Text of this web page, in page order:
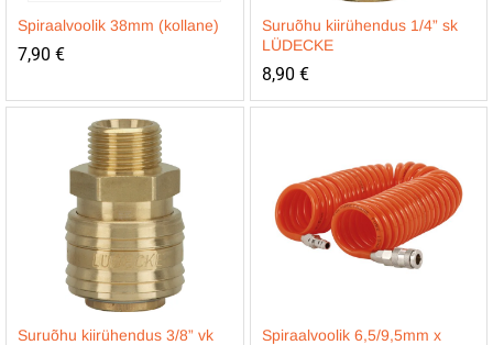
Spiraalvoolik 38mm (kollane)
7,90 €
Suruõhu kiirühendus 1/4” sk
LÜDECKE
8,90 €
Suruõhu kiirühendus 3/8” vk
Spiraalvoolik 6,5/9,5mm x